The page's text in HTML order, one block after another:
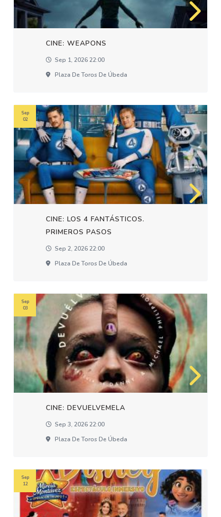
CINE: WEAPONS
Sep 1, 2026 22:00
Plaza De Toros De Úbeda
CINE: LOS 4 FANTÁSTICOS.
PRIMEROS PASOS
Sep 2, 2026 22:00
Plaza De Toros De Úbeda
Sep
02
CINE: DEVUELVEMELA
Sep 3, 2026 22:00
Plaza De Toros De Úbeda
Sep
03
Sep
12